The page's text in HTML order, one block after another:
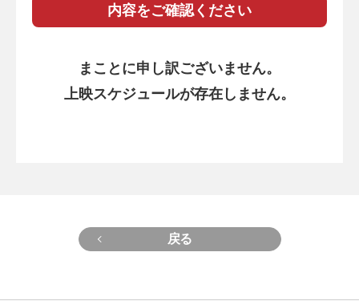
内容をご確認ください
まことに申し訳ございません。
上映スケジュールが存在しません。
戻る